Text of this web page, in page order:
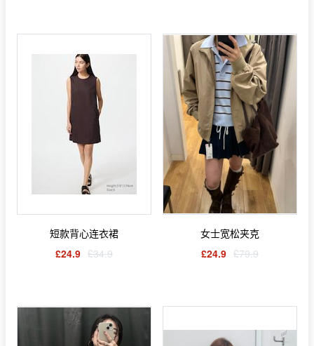
短款背心连衣裙
£24.9 £34.9
女士宽松夹克
£24.9 £79.9